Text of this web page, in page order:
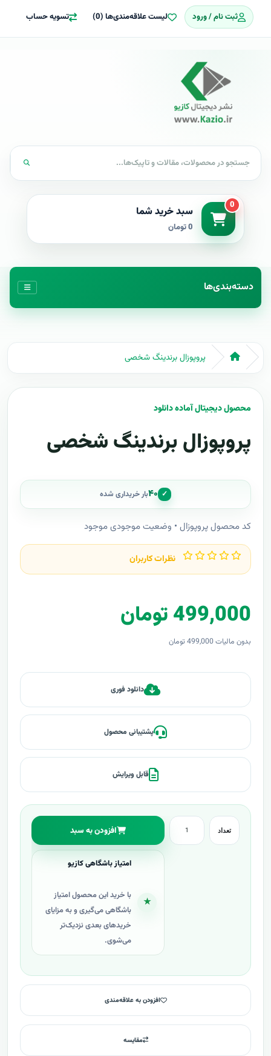
ثبت نام / ورود لیست علاقه‌مندی‌ها (0) تسویه حساب
0 سبد خرید شما
0 تومان
دسته‌بندی‌ها
پروپوزال برندینگ شخصی
محصول دیجیتال آماده دانلود
پروپوزال برندینگ شخصی
✓ ۴۰بار خریداری شده
کد محصول پروپوزال • وضعیت موجودی موجود
نظرات کاربران
499,000 تومان
بدون مالیات 499,000 تومان
دانلود فوری
پشتیبانی محصول
قابل ویرایش
تعداد افزودن به سبد
★
امتیاز باشگاهی کازیو
با خرید این محصول امتیاز
باشگاهی می‌گیری و به مزایای
خریدهای بعدی نزدیک‌تر
می‌شوی.
افزودن به علاقه‌مندی
مقایسه